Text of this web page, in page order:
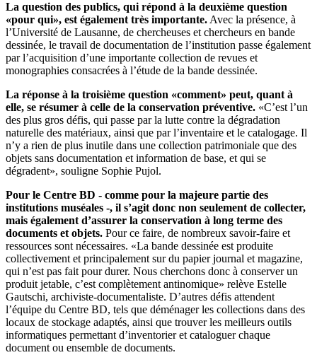
La question des publics, qui répond à la deuxième question
«pour qui», est également très importante. Avec la présence, à
l’Université de Lausanne, de chercheuses et chercheurs en bande
dessinée, le travail de documentation de l’institution passe également
par l’acquisition d’une importante collection de revues et
monographies consacrées à l’étude de la bande dessinée.
La réponse à la troisième question «comment» peut, quant à
elle, se résumer à celle de la conservation préventive. «C’est l’un
des plus gros défis, qui passe par la lutte contre la dégradation
naturelle des matériaux, ainsi que par l’inventaire et le catalogage. Il
n’y a rien de plus inutile dans une collection patrimoniale que des
objets sans documentation et information de base, et qui se
dégradent», souligne Sophie Pujol.
Pour le Centre BD - comme pour la majeure partie des
institutions muséales -, il s’agit donc non seulement de collecter,
mais également d’assurer la conservation à long terme des
documents et objets. Pour ce faire, de nombreux savoir-faire et
ressources sont nécessaires. «La bande dessinée est produite
collectivement et principalement sur du papier journal et magazine,
qui n’est pas fait pour durer. Nous cherchons donc à conserver un
produit jetable, c’est complètement antinomique» relève Estelle
Gautschi, archiviste-documentaliste. D’autres défis attendent
l’équipe du Centre BD, tels que déménager les collections dans des
locaux de stockage adaptés, ainsi que trouver les meilleurs outils
informatiques permettant d’inventorier et cataloguer chaque
document ou ensemble de documents.